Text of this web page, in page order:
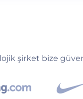
şirket bize